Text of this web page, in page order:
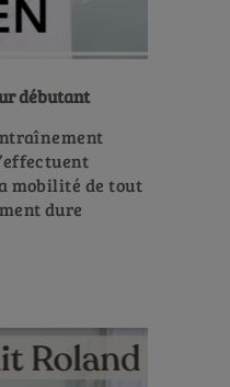
débutant
mobilité de tout
dure